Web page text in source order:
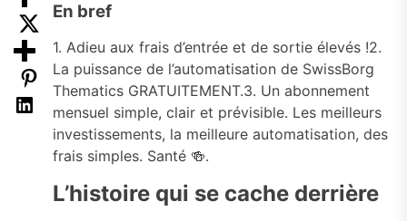
En bref
1. Adieu aux frais d’entrée et de sortie élevés !2.
La puissance de l’automatisation de SwissBorg
Thematics GRATUITEMENT.3. Un abonnement
mensuel simple, clair et prévisible. Les meilleurs
investissements, la meilleure automatisation, des
frais simples. Santé 🍻.
L’histoire qui se cache derrière